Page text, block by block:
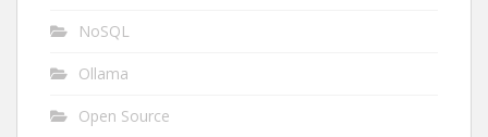
NoSQL
Ollama
Open Source